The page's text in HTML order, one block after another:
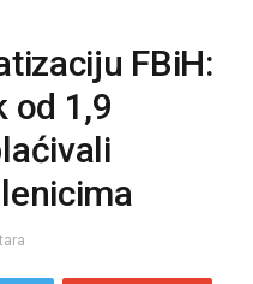
FBiH:
od 1,9